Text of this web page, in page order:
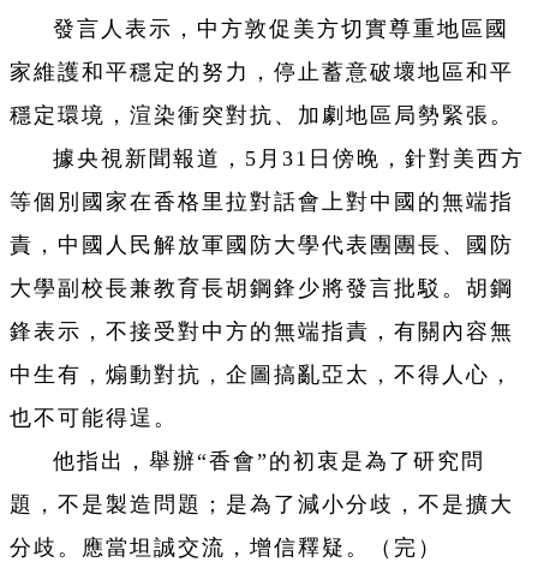
發言人表示，中方敦促美方切實尊重地區國
家維護和平穩定的努力，停止蓄意破壞地區和平
穩定環境，渲染衝突對抗、加劇地區局勢緊張。
據央視新聞報道，5月31日傍晚，針對美西方
等個別國家在香格里拉對話會上對中國的無端指
責，中國人民解放軍國防大學代表團團長、國防
大學副校長兼教育長胡鋼鋒少將發言批駁。胡鋼
鋒表示，不接受對中方的無端指責，有關內容無
中生有，煽動對抗，企圖搞亂亞太，不得人心，
也不可能得逞。
他指出，舉辦“香會”的初衷是為了研究問
題，不是製造問題；是為了減小分歧，不是擴大
分歧。應當坦誠交流，增信釋疑。（完）